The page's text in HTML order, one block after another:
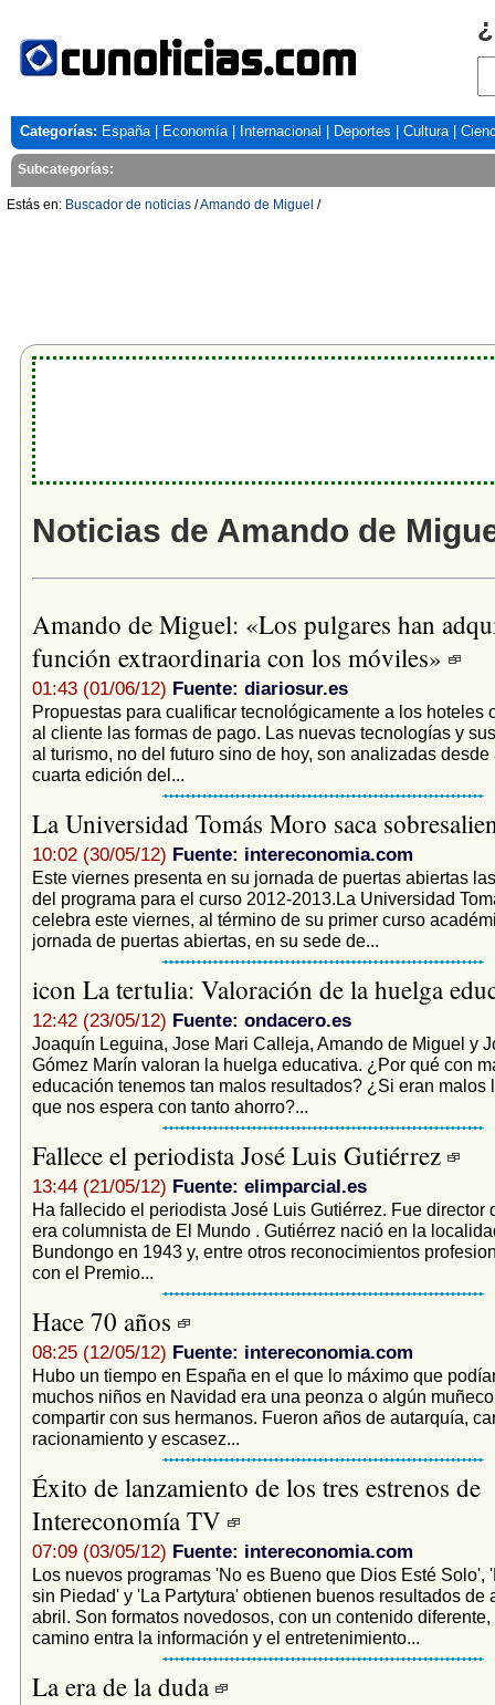
Categorías: España| Economía| Internacional Deportes Cultura|
Subcategorías:
Estás en: Buscador de noticias /Amando de Miguel /
Noticias de Amando de
Amando de Miguel: «Los pulgares han
función extraordinaria con los móviles»
01:43 (01/06/12) Fuente: diariosur.es
Propuestas para cualificar tecnológicamente a los hoteles
al cliente las formas de pago. Las nuevas tecnologías y
al turismo, no del futuro sino de hoy, son analizadas desde
cuarta edición del...
La Universidad Tomás Moro saca
10:02 (30/05/12) Fuente: intereconomia.com
Este viernes presenta en su jornada de puertas abiertas
del programa para el curso 2012-2013.La Universidad
celebra este viernes, al término de su primer curso
jornada de puertas abiertas, en su sede de...
icon La tertulia: Valoración de la huelga
12:42 (23/05/12) Fuente: ondacero.es
Joaquín Leguina, Jose Mari Calleja, Amando de Miguel y
Gómez Marín valoran la huelga educativa. ¿Por qué con
educación tenemos tan malos resultados? ¿Si eran malos
que nos espera con tanto ahorro?...
Fallece el periodista José Luis Gutiérrez
13:44 (21/05/12) Fuente: elimparcial.es
Ha fallecido el periodista José Luis Gutiérrez. Fue director
era columnista de El Mundo . Gutiérrez nació en la
Bundongo en 1943 y, entre otros reconocimientos
con el Premio...
Hace 70 años
08:25 (12/05/12) Fuente: intereconomia.com
Hubo un tiempo en España en el que lo máximo que
muchos niños en Navidad era una peonza o algún
compartir con sus hermanos. Fueron años de autarquía,
racionamiento y escasez...
Éxito de lanzamiento de los tres estrenos de
Intereconomía TV
07:09 (03/05/12) Fuente: intereconomia.com
Los nuevos programas 'No es Bueno que Dios Esté Solo',
sin Piedad' y 'La Partytura' obtienen buenos resultados de
abril. Son formatos novedosos, con un contenido diferente,
camino entra la información y el entretenimiento...
La era de la duda